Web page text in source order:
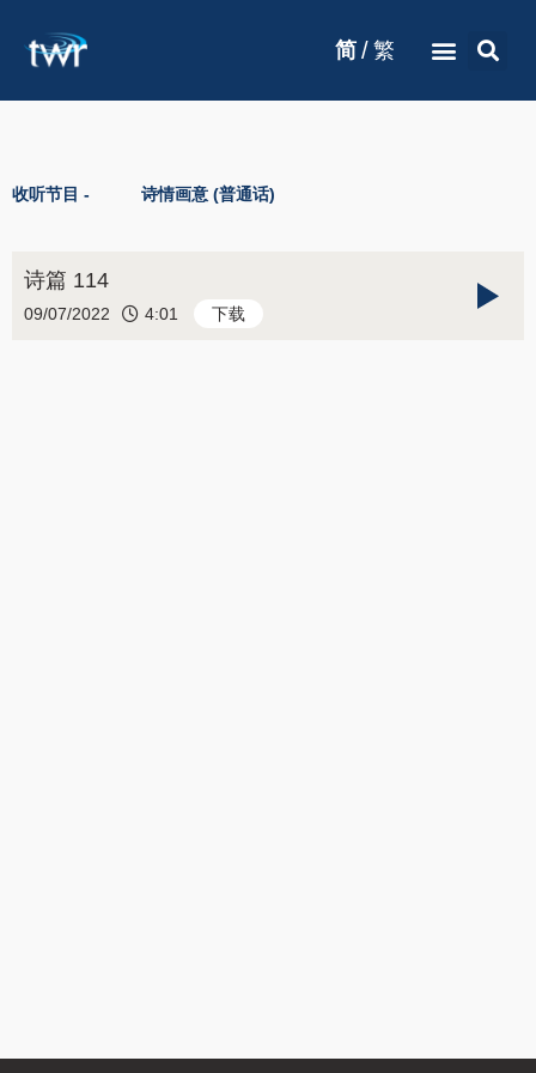
简 / 繁
收听节目 - 诗情画意 (普通话)
诗篇 114
09/07/2022 4:01 下载